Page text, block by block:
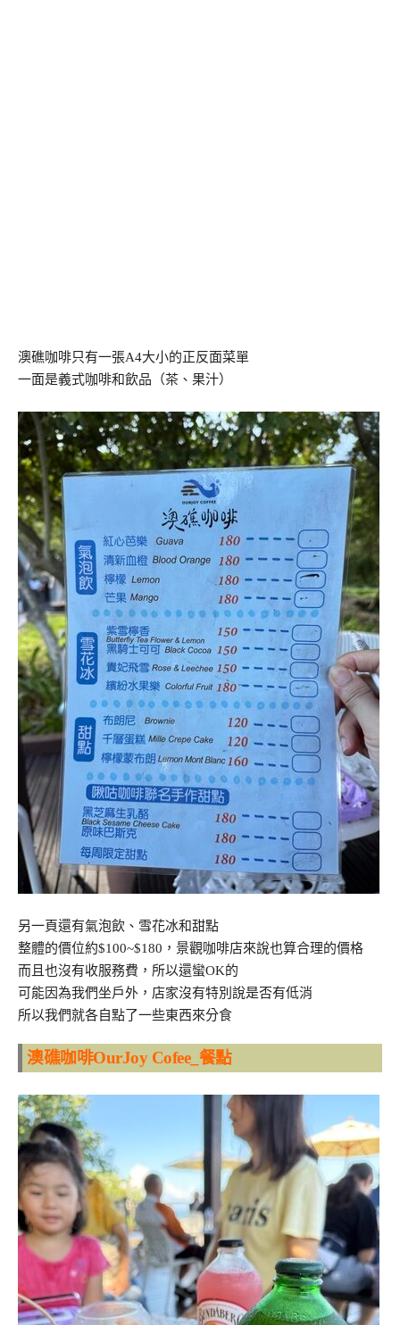
澳礁咖啡只有一張A4大小的正反面菜單
一面是義式咖啡和飲品（茶、果汁）
另一頁還有氣泡飲、雪花冰和甜點
整體的價位約$100~$180，景觀咖啡店來說也算合理的價格
而且也沒有收服務費，所以還蠻OK的
可能因為我們坐戶外，店家沒有特別說是否有低消
所以我們就各自點了一些東西來分食
澳礁咖啡OurJoy Cofee_餐點